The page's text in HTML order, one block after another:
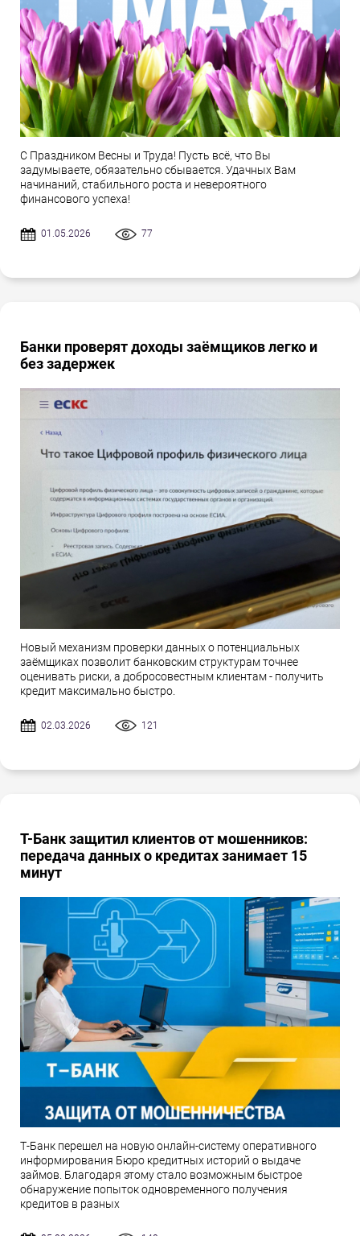
С Праздником Весны и Труда! Пусть всё, что Вы
задумываете, обязательно сбывается. Удачных Вам
начинаний, стабильного роста и невероятного
финансового успеха!
01.05.2026 77
Банки проверят доходы заёмщиков легко и
без задержек
Новый механизм проверки данных о потенциальных
заёмщиках позволит банковским структурам точнее
оценивать риски, а добросовестным клиентам - получить
кредит максимально быстро.
02.03.2026 121
Т-Банк защитил клиентов от мошенников:
передача данных о кредитах занимает 15
минут
Т-Банк перешел на новую онлайн-систему оперативного
информирования Бюро кредитных историй о выдаче
займов. Благодаря этому стало возможным быстрое
обнаружение попыток одновременного получения
кредитов в разных